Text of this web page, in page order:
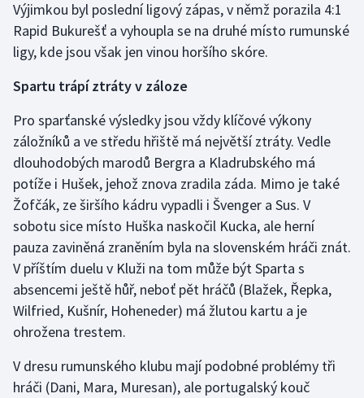
Plavání
Plážový volejbal
Ragby
Rychlobruslení
Rychlostní kanoistika
Short track
Sportovní střelba
Stolní tenis
Veslování
Výjimkou byl poslední ligový zápas, v němž porazila 4:1
Rapid Bukurešť a vyhoupla se na druhé místo rumunské
ligy, kde jsou však jen vinou horšího skóre.
Spartu trápí ztráty v záloze
Pro sparťanské výsledky jsou vždy klíčové výkony
záložníků a ve středu hřiště má největší ztráty. Vedle
dlouhodobých marodů Bergra a Kladrubského má
potíže i Hušek, jehož znova zradila záda. Mimo je také
Žofčák, ze širšího kádru vypadli i Švenger a Sus. V
sobotu sice místo Huška naskočil Kucka, ale herní
pauza zaviněná zraněním byla na slovenském hráči znát.
V příštím duelu v Kluži na tom může být Sparta s
absencemi ještě hůř, neboť pět hráčů (Blažek, Řepka,
Wilfried, Kušnír, Hoheneder) má žlutou kartu a je
ohrožena trestem.
V dresu rumunského klubu mají podobné problémy tři
hráči (Dani, Mara, Muresan), ale portugalský kouč